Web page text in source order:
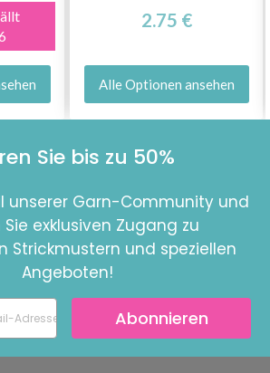
2.75 €
Alle Optionen ansehen
Sie bis zu 50%
unserer Garn-Community und
exklusiven Zugang zu
Strickmustern und speziellen
Angeboten!
Abonnieren